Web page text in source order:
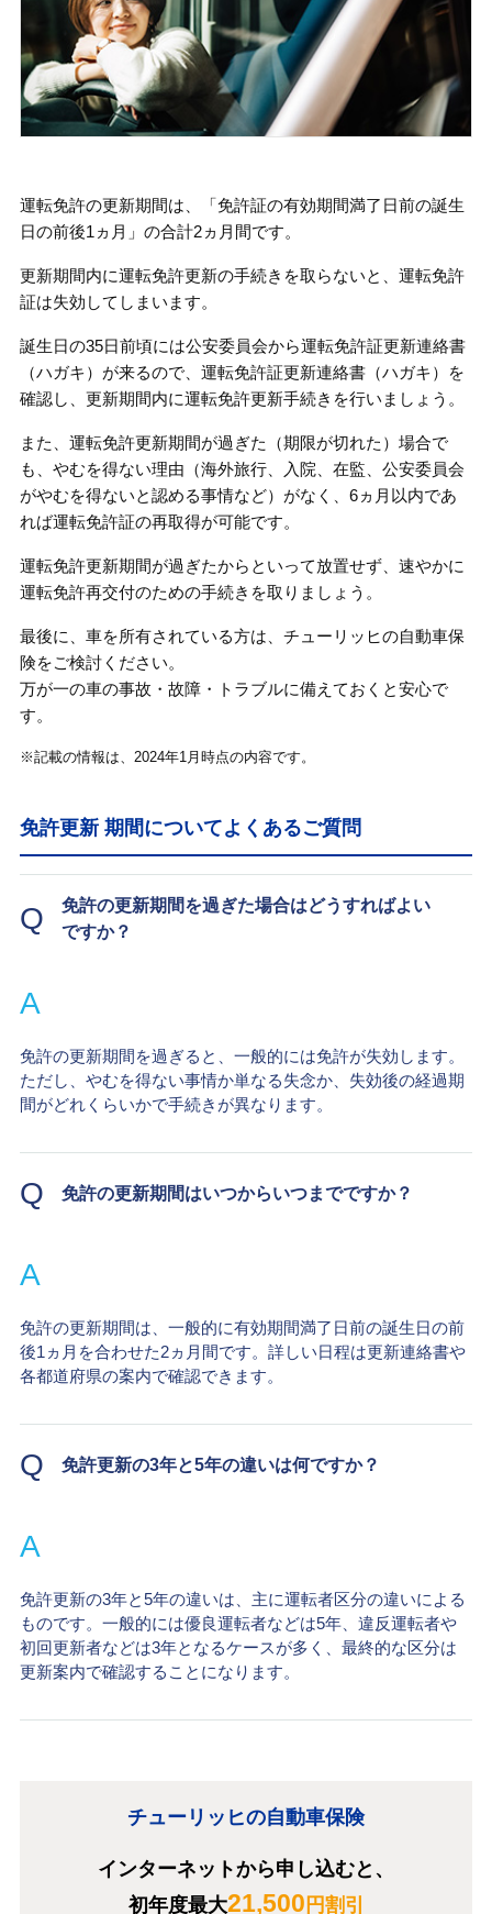
運転免許の更新期間は、「免許証の有効期間満了日前の誕生
日の前後1ヵ月」の合計2ヵ月間です。
更新期間内に運転免許更新の手続きを取らないと、運転免許
証は失効してしまいます。
誕生日の35日前頃には公安委員会から運転免許証更新連絡書
（ハガキ）が来るので、運転免許証更新連絡書（ハガキ）を
確認し、更新期間内に運転免許更新手続きを行いましょう。
また、運転免許更新期間が過ぎた（期限が切れた）場合で
も、やむを得ない理由（海外旅行、入院、在監、公安委員会
がやむを得ないと認める事情など）がなく、6ヵ月以内であ
れば運転免許証の再取得が可能です。
運転免許更新期間が過ぎたからといって放置せず、速やかに
運転免許再交付のための手続きを取りましょう。
最後に、車を所有されている方は、チューリッヒの自動車保
険をご検討ください。
万が一の車の事故・故障・トラブルに備えておくと安心で
す。
※記載の情報は、2024年1月時点の内容です。
免許更新 期間についてよくあるご質問
Q
免許の更新期間を過ぎた場合はどうすればよい
ですか？
A
免許の更新期間を過ぎると、一般的には免許が失効します。
ただし、やむを得ない事情か単なる失念か、失効後の経過期
間がどれくらいかで手続きが異なります。
Q 免許の更新期間はいつからいつまでですか？
A
免許の更新期間は、一般的に有効期間満了日前の誕生日の前
後1ヵ月を合わせた2ヵ月間です。詳しい日程は更新連絡書や
各都道府県の案内で確認できます。
Q 免許更新の3年と5年の違いは何ですか？
A
免許更新の3年と5年の違いは、主に運転者区分の違いによる
ものです。一般的には優良運転者などは5年、違反運転者や
初回更新者などは3年となるケースが多く、最終的な区分は
更新案内で確認することになります。
チューリッヒの自動車保険
インターネットから申し込むと、
初年度最大21,500 円割引